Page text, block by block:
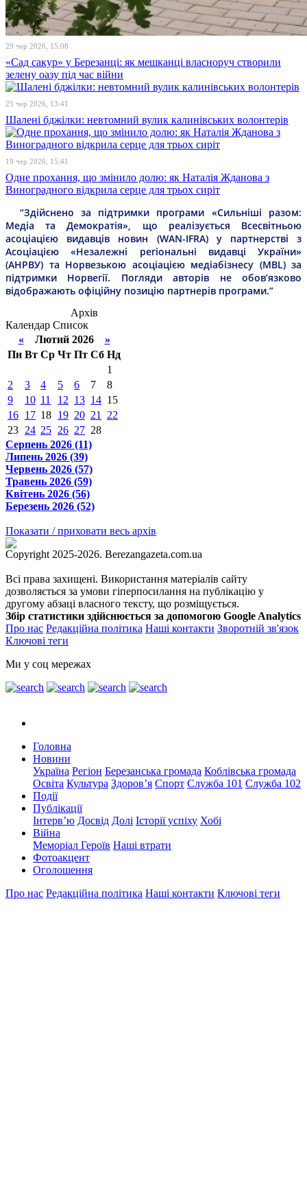
29 чер 2026, 15:08
«Сад сакур» у Березанці: як мешканці власноруч створили
зелену оазу під час війни
25 чер 2026, 13:41
Шалені бджілки: невтомний вулик калинівських волонтерів
19 чер 2026, 15:41
Одне прохання, що змінило долю: як Наталія Жданова з
Виноградного відкрила серце для трьох сиріт
“Здійснено за підтримки програми «Сильніші разом:
Медіа та Демократія», що реалізується Всесвітньою
асоціацією видавців новин (WAN-IFRA) у партнерстві з
Асоціацією «Незалежні регіональні видавці України»
(АНРВУ) та Норвезькою асоціацією медіабізнесу (MBL) за
підтримки Норвегії. Погляди авторів не обов’язково
відображають офіційну позицію партнерів програми.”
Архів
Календар Список
«Лютий 2026 »
Пн Вт Ср Чт Пт Сб Нд
1
2
3 4 5 6 7
8
9
10 11 12 13 14 15
16 17 18 19 20 21
22
23 24 25 26 27 28
Серпень 2026 (11)
Липень 2026 (39)
Червень 2026 (57)
Травень 2026 (59)
Квітень 2026 (56)
Березень 2026 (52)
Показати / приховати весь архів
Copyright 2025-2026. Berezangazeta.com.ua
Всі права захищені. Використання матеріалів сайту
дозволяється за умови гіперпосилання на публікацію у
другому абзаці власного тексту, що розміщується.
Збір статистики здійснюється за допомогою Google Analytics
Про нас Редакційна політика Наші контакти Зворотній зв'язок
Ключові теги
Ми у соц мережах
Головна
Новини
Україна Регіон Березанська громада Коблівська громада
Освіта Культура Здоров’я Спорт Служба 101 Служба 102
Події
Публікації
Інтерв’ю Досвід Долі Історії успіху Хобі
Війна
Меморіал Героїв Наші втрати
Фотоакцент
Оголошення
Про нас Редакційна політика Наші контакти Ключові теги